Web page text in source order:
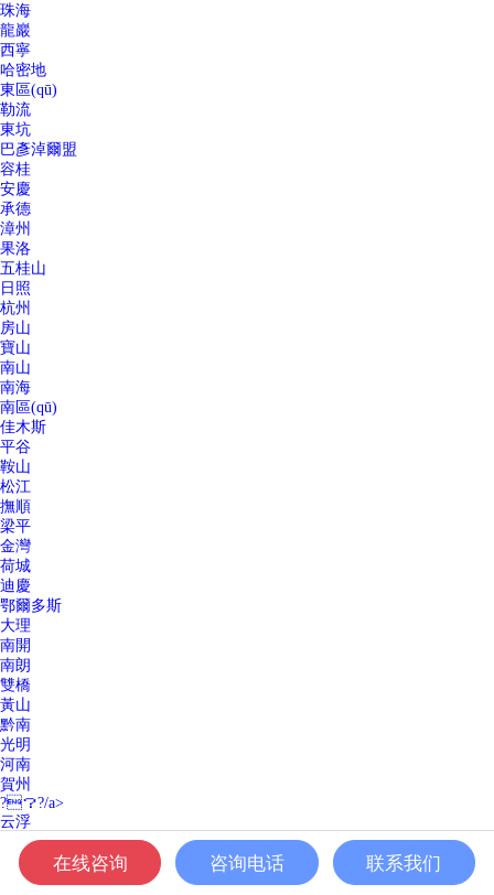
在线咨询 咨询电话 联系我们
珠海
龍巖
西寧
哈密地
東區(qū)
勒流
東坑
巴彥淖爾盟
容桂
安慶
承德
漳州
果洛
五桂山
日照
杭州
房山
寶山
南山
南海
南區(qū)
佳木斯
平谷
鞍山
松江
撫順
梁平
金灣
荷城
迪慶
鄂爾多斯
大理
南開
南朗
雙橋
黃山
黔南
光明
河南
賀州
?？?/a>
云浮
石碁
天門
昭通